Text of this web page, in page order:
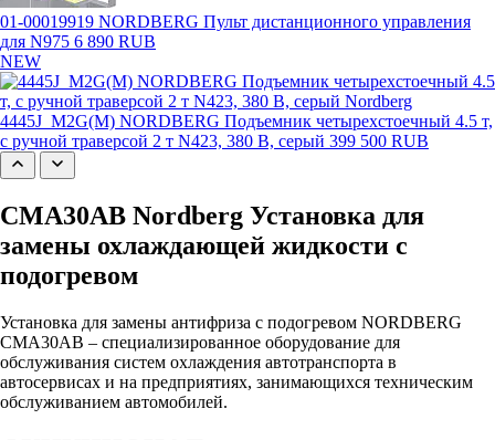
01-00019919 NORDBERG Пульт дистанционного управления
для N975 6 890 RUB
NEW
4445J_M2G(M) NORDBERG Подъемник четырехстоечный 4.5 т,
с ручной траверсой 2 т N423, 380 В, серый 399 500 RUB
CMA30AB Nordberg Установка для
замены охлаждающей жидкости с
подогревом
Установка для замены антифриза с подогревом NORDBERG
CMA30AB – специализированное оборудование для
обслуживания систем охлаждения автотранспорта в
автосервисах и на предприятиях, занимающихся техническим
обслуживанием автомобилей.